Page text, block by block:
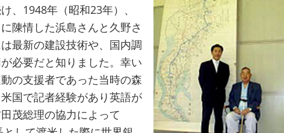
、1948年（昭和23年）、
陳情した浜島さんと久野さ
最新の建設技術や、国内調
必要だと知りました。幸い
の支援者であった当時の森
国で記者経験があり英語が
茂総理の協力によって